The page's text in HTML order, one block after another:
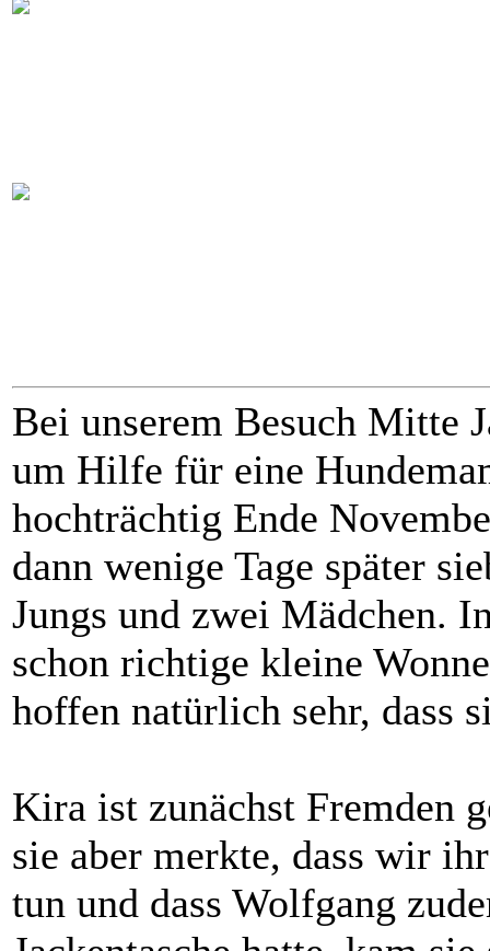
Bei unserem Besuch Mitte
um Hilfe für eine
hochträchtig Ende
dann wenige Tage später
Jungs und zwei Mädchen.
schon richtige kleine
hoffen natürlich sehr, dass
Kira ist zunächst Fremden
sie aber merkte, dass wir
tun und dass Wolfgang